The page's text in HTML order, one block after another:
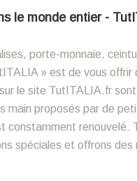
le monde entier -
porte-monnaie,
» est de vous offrir
le site TutITALIA.fr
main proposés par de
renouvelé.
spéciales et offrons des